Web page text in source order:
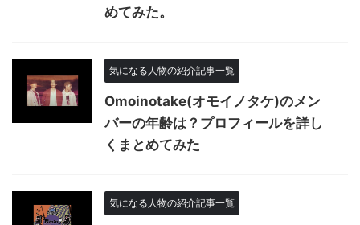
めてみた。
気になる人物の紹介記事一覧
Omoinotake(オモイノタケ)のメン
バーの年齢は？プロフィールを詳し
くまとめてみた
気になる人物の紹介記事一覧